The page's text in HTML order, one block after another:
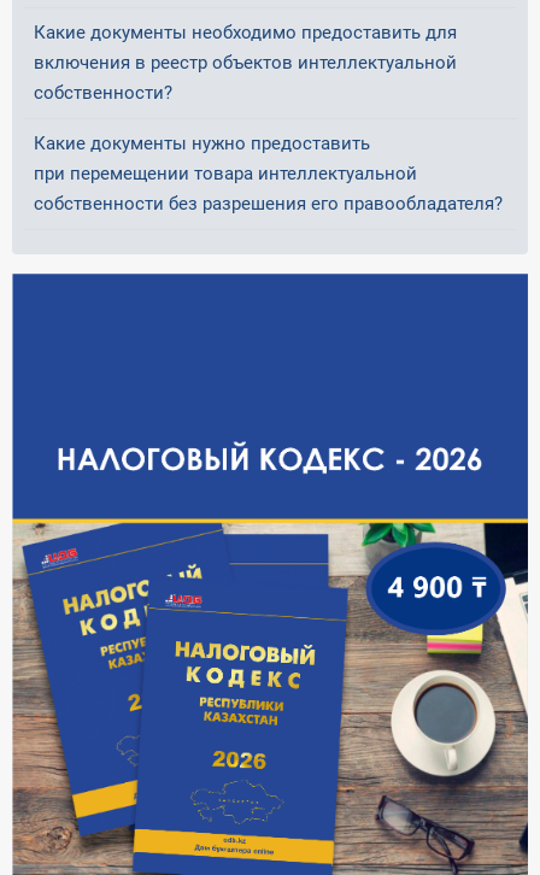
Какие документы необходимо предоставить для
включения в реестр объектов интеллектуальной
собственности?
Какие документы нужно предоставить
при перемещении товара интеллектуальной
собственности без разрешения его правообладателя?